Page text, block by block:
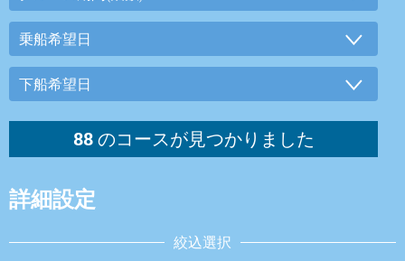
詳細設定
絞込選択